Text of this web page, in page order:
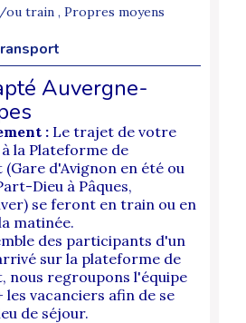
train , Propres moyens
Auvergne-
: Le trajet de votre
la Plateforme de
d'Avignon en été ou
Dieu à Pâques,
se feront en train ou en
matinée.
des participants d'un
sur la plateforme de
nous regroupons l'équipe
les vacanciers afin de se
de séjour.